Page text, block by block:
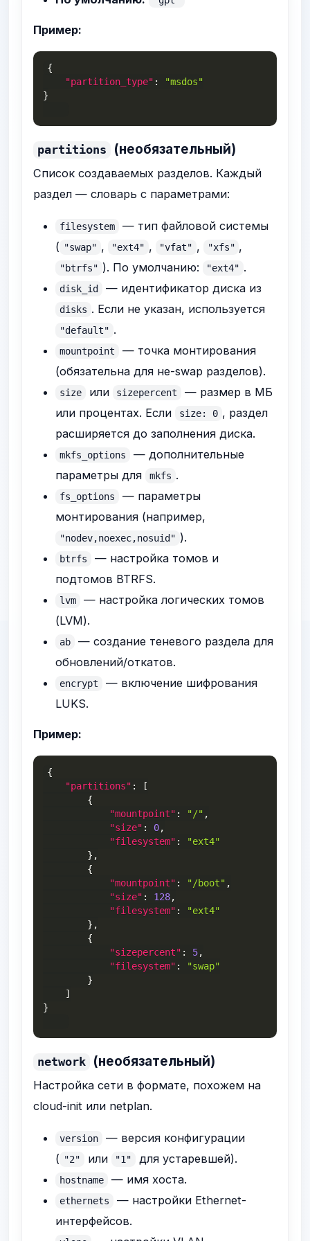
Пример:
{
"partition_type" :
"msdos"
}
partitions (необязательный)
Список создаваемых разделов. Каждый
раздел — словарь с параметрами:
filesystem
— тип файловой системы
( "swap" , "ext4" , "vfat" , "xfs" ,
"btrfs" ). По умолчанию: "ext4" .
disk_id — идентификатор диска из
disks . Если не указан, используется
"default" .
mountpoint
— точка монтирования
(обязательна для не-swap разделов).
size или sizepercent
— размер в МБ
или процентах. Если
size: 0 , раздел
расширяется до заполнения диска.
mkfs_options
— дополнительные
параметры для
mkfs .
fs_options
— параметры
монтирования (например,
"nodev,noexec,nosuid" ).
btrfs
— настройка томов и
подтомов BTRFS.
lvm
— настройка логических томов
(LVM).
ab
— создание теневого раздела для
обновлений/откатов.
encrypt
— включение шифрования
LUKS.
Пример:
{
"partitions" :
[
{
"mountpoint" : "/" ,
"size" : 0,
"filesystem" :
"ext4"
} ,
{
"mountpoint" : "/boot" ,
"size" : 128,
"filesystem" :
"ext4"
} ,
{
"sizepercent" : 5,
"filesystem" :
"swap"
}
]
}
network (необязательный)
Настройка сети в формате, похожем на
cloud-init или netplan.
version
— версия конфигурации
( "2" или "1" для устаревшей).
hostname — имя хоста.
ethernets
— настройки Ethernet-
интерфейсов.